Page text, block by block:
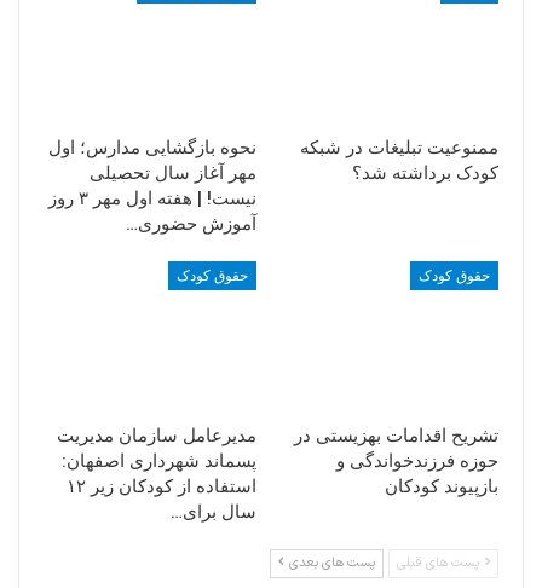
ممنوعیت تبلیغات در شبکه
کودک برداشته شد؟
نحوه بازگشایی مدارس؛ اول
مهر آغاز سال تحصیلی
نیست! | هفته اول مهر ۳ روز
آموزش حضوری…
حقوق کودک
تشریح اقدامات بهزیستی در
حوزه فرزندخواندگی و
بازپیوند کودکان
حقوق کودک
مدیرعامل سازمان مدیریت
پسماند شهرداری اصفهان:
استفاده از کودکان زیر ۱۲
سال برای…
پست های قبلی پست های بعدی